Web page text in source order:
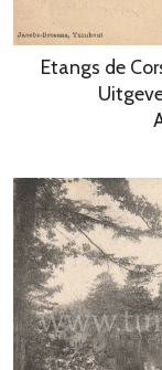
Etangs de